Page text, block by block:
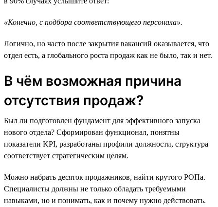
«Конечно, с подбора соответствующего персонала».
Логично, но часто после закрытия вакансий оказывается, что
отдел есть, а глобального роста продаж как не было, так и нет.
В чём возможная причина
отсутствия продаж?
Был ли подготовлен фундамент для эффективного запуска
нового отдела? Сформирован функционал, понятны
показатели KPI, разработаны профили должности, структура
соответствует стратегическим целям.
Можно набрать десяток продажников, найти крутого РОПа.
Специалисты должны не только обладать требуемыми
навыками, но и понимать, как и почему нужно действовать.